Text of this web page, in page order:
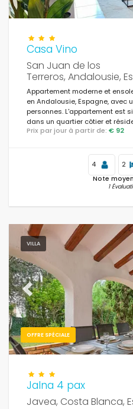
Casa Vino
San Juan de los
Terreros, Andalousie,
Appartement moderne et
en Andalousie, Espagne, avec
personnes. L'appartement est
dans un quartier côtier et
supermarchés et à 500 m de la
Prix par jour à partir de: € 92
4 2
Note
1
VILLA
OFFRE SPÉCIALE
Previous
Jalna 4 pax
Javea, Costa Blanca,